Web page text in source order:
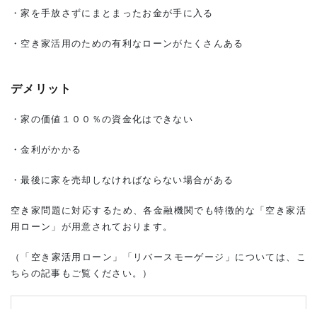
・家を手放さずにまとまったお金が手に入る
・空き家活用のための有利なローンがたくさんある
デメリット
・家の価値１００％の資金化はできない
・金利がかかる
・最後に家を売却しなければならない場合がある
空き家問題に対応するため、各金融機関でも特徴的な「空き家活
用ローン」が用意されております。
（「空き家活用ローン」「リバースモーゲージ」については、こ
ちらの記事もご覧ください。）